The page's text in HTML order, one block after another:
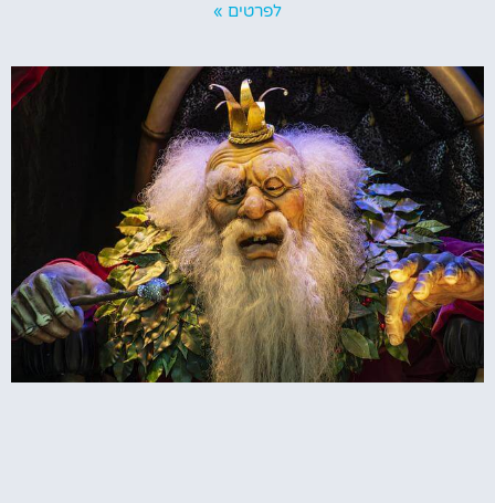
לפרטים »